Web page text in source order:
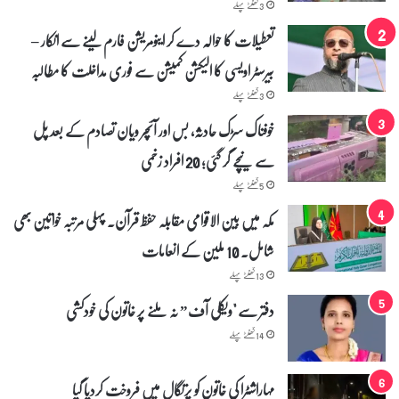
ا
ت
پ
ل
گ
ا
ئ
ی
ر
و
ک
3 گھنٹے پہلے
تعطیلات کا حوالہ دے کر اینومریشن فارم لینے سے انکار –
بیرسٹر اویسی کا الیکشن کمیشن سے فوری مداخلت کا مطالبہ
3 گھنٹے پہلے
خوفناک سڑک حادثہ، بس اور آئچر ویان تصادم کے بعد پل
سے نیچے گر گئی؛ 20 افراد زخمی
5 گھنٹے پہلے
مکہ میں بین الاقوامی مقابلہ حفظ قرآن۔ پہلی مرتبہ خواتین بھی
شامل۔ 10 ملین کے انعامات
13 گھنٹے پہلے
دفتر سے "ویکلی آف” نہ ملنے پر خاتون کی خودکشی
14 گھنٹے پہلے
مہاراشٹرا کی خاتون کو پرتگال میں فروخت کردیا گیا